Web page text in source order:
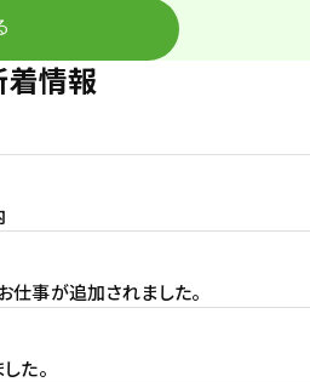
着情報
仕事が追加されました。
た。